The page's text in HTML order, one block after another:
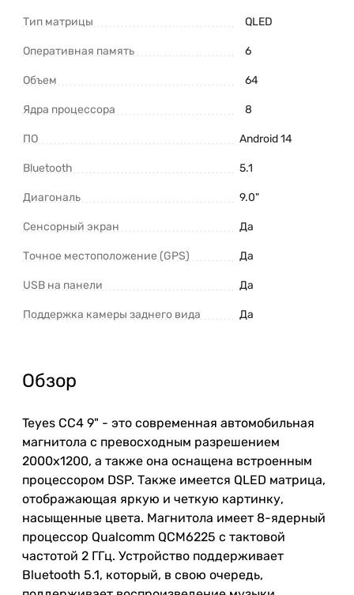
Тип матрицы QLED
Оперативная память 6
Объем 64
Ядра процессора 8
ПО Android 14
Bluetooth 5.1
Диагональ 9.0"
Сенсорный экран Да
Точное местоположение (GPS) Да
USB на панели Да
Поддержка камеры заднего вида Да
Обзор
Teyes CC4 9" - это современная автомобильная
магнитола с превосходным разрешением
2000x1200, а также она оснащена встроенным
процессором DSP. Также имеется QLED матрица,
отображающая яркую и четкую картинку,
насыщенные цвета. Магнитола имеет 8-ядерный
процессор Qualcomm QCM6225 с тактовой
частотой 2 ГГц. Устройство поддерживает
Bluetooth 5.1, который, в свою очередь,